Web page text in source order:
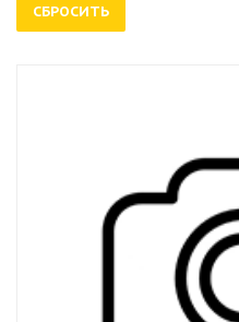
СБРОСИТЬ